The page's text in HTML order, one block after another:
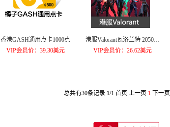
香港GASH通用点卡1000点
VIP会员价：39.30美元
港服Valorant瓦洛兰特 2050点
特务币
VIP会员价：26.62美元
总共有30条记录 1/1 首页 上一页 1 下一页